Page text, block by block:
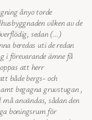
ånyo torde
vilken av de
sedan (…)
beredas uti de redan
i förevarande ämne få
att herr
både bergs- och
begagna gruvstugan ,
användas, sådan den
boningsrum för